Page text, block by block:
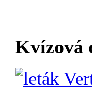
Kvízová